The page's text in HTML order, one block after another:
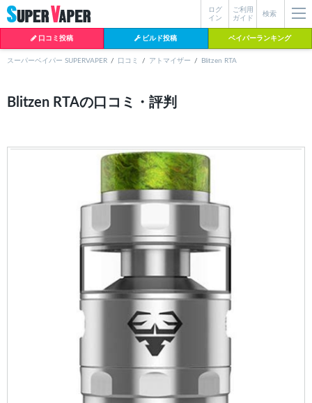
検索
ご利用
ガイド
ログ
イン
口コミ投稿 ビルド投稿 ベイパーランキング
よく検索されているワード
クラプトン
melo istick 2026 2025
MENTHOL(タバコメンソール)
スーパーベイパー SUPERVAPER 口コミ アトマイザー Blitzen RTA
Blitzen RTAの口コミ・評判
見つからない場合データベースに該当の商品がまだ登録されていない可能
現在の絞り込み条件をすべてクリア